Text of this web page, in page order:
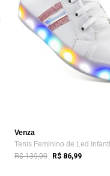
Venza
R$ 139,99 R$ 86,99